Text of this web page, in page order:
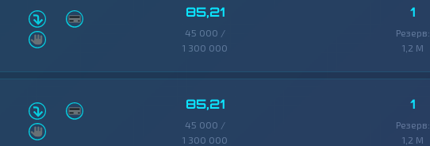
85,21
45 000 /
1 300 000
1
Резерв:
1,2 M
85,21
45 000 /
1 300 000
1
Резерв:
1,2 M